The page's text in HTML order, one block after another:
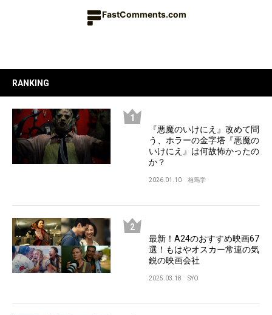
FastComments.com
RANKING
『悪魔のいけにえ』改めて問
う、ホラーの金字塔『悪魔の
いけにえ』は何故怖かったの
か？
2026.01.10 相馬学
最新！A24のおすすめ映画67
選！もはやオスカー常連の気
鋭の映画会社
2025.03.18 SYO